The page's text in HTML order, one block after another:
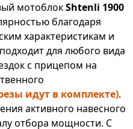
мотоблокShtenli 1900
благодаря
характеристикам и
для любого вида
с прицепом на
идут в комплекте).
активного навесного
отбора мощности. С